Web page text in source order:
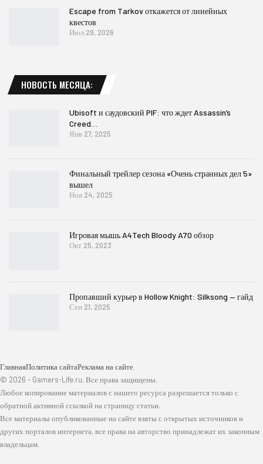
Escape from Tarkov откажется от линейных
квестов
Июл 29, 2026
НОВОСТЬ МЕСЯЦА:
Ubisoft и саудовский PIF: что ждет Assassin’s
Creed…
Янв 27, 2025
Финальный трейлер сезона «Очень странных дел 5»
вышел
Ноя 24, 2025
Игровая мышь A4Tech Bloody A70 обзор
Окт 25, 2023
Пропавший курьер в Hollow Knight: Silksong — гайд
Сен 21, 2025
ГлавнаяПолитика сайтаРеклама на сайте
© 2026 - Gamers-Life.ru. Все права защищены.
Любое копирование материалов с нашего ресурса разрешается только с
обратной активной ссылкой на страницу статьи.
Все материалы опубликованные на сайте взяты с открытых источников и
других порталов интернета, все права на авторство принадлежат их законным
владельцам.